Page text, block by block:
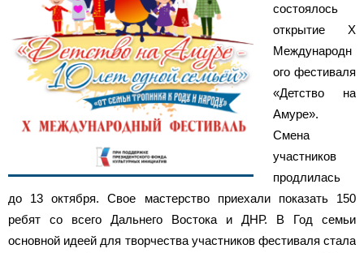
состоялось
открытие X
Международн
ого фестиваля
«Детство на
Амуре».
Смена
участников
продлилась
до 13 октября. Свое мастерство приехали показать 150
ребят со всего Дальнего Востока и ДНР. В Год семьи
основной идеей для творчества участников фестиваля стала